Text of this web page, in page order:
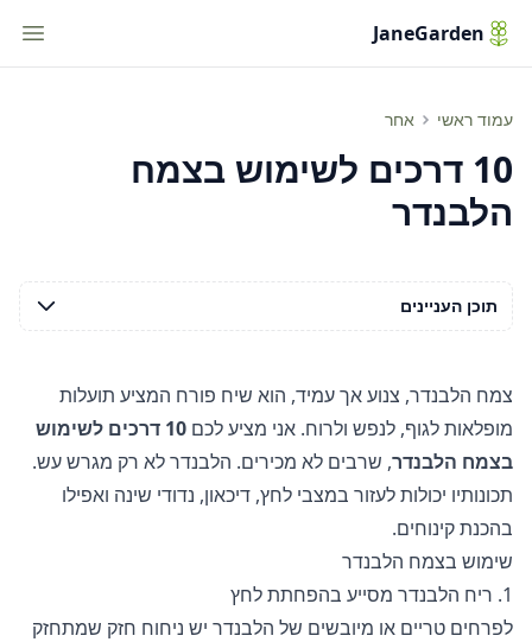
JaneGarden
עמוד ראשי אחר 10 דרכים לשימוש בצמח הלבנדר
10 דרכים לשימוש בצמח
הלבנדר
צמח הלבנדר, צנוע אך עמיד, הוא שיח פורח המציע תועלות
מופלאות לגוף, לנפש ולרוח. אני מציע לכם
10 דרכים לשימוש
בצמח הלבנדר, שרבים לא מכירים. הלבנדר לא רק מגרש עש.
תכונותיו יכולות לעזור במצבי לחץ, דיכאון, נדודי שינה ואפילו
בהכנת קינוחים.
שימוש בצמח הלבנדר
1. ריח הלבנדר מסייע בהפחתת לחץ
לפרחים טריים או מיובשים של הלבנדר יש ניחוח חזק שמתחזק
תוכן העניינים